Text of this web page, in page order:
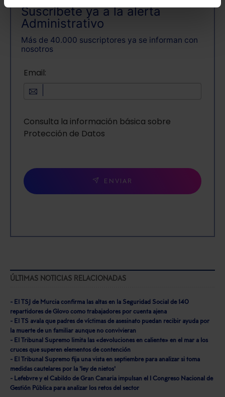
en la web sea óptima
Puedes aceptar solo las esenciales para denegar
todas las cookies excepto aquellas imprescindibles.
También puedesconfigurarlas cookies y
seleccionar solo aquellas que quieras permitir en tu
las que sean indispensables para la navegación.
Suscríbete ya a la alerta
Administrativo
Más de 40.000 suscriptores ya se informan con
nosotros
Email:
Consulta la información básica sobre
Protección de Datos
ENVIAR
ÚLTIMAS NOTICIAS RELACIONADAS
- El TSJ de Murcia confirma las altas en la Seguridad Social de 140
repartidores de Glovo como trabajadores por cuenta ajena
- El TS avala que padres de víctimas de asesinato puedan recibir ayuda por
la muerte de un familiar aunque no convivieran
- El Tribunal Supremo limita las «devoluciones en caliente» en el mar a los
cruces que superen elementos de contención
- El Tribunal Supremo fija una vista en septiembre para analizar si toma
medidas cautelares por la 'ley de nietos'
- Lefebvre y el Cabildo de Gran Canaria impulsan el I Congreso Nacional de
Gestión Pública para analizar los retos del sector